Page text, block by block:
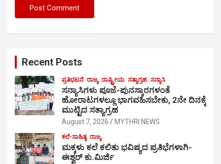
Recent Posts
ಪ್ರತಿಭಟನೆ ರಾಜ್ಯ ರಾಷ್ಟ್ರೀಯ ಸತ್ಯಾಗ್ರಹ ಸನ್ಯಾಸಿ
ಸನ್ಯಾಸಿಗಳು ಪೂಜೆ-ಪುನಸ್ಕಾರಗಳಂತೆ
ಹೋರಾಟಗಳಲ್ಲೂ ಭಾಗವಹಿಸಬೇಕು, 2ನೇ ದಿನಕ್ಕೆ
ಮುಟ್ಟಿದ ಸತ್ಯಾಗ್ರಹ
August 7, 2026 MYTHRI NEWS
ಕಲೆ-ಸಾಹಿತ್ಯ ರಾಜ್ಯ
ಮಕ್ಕಳು ಕಲೆ ಕಲಿತು ಭವಿಷ್ಯದ ಪ್ರತಿಭೆಗಳಾಗಿ-
ಈಶ್ವರ್ ಕು.ಮಿರ್ಜಿ